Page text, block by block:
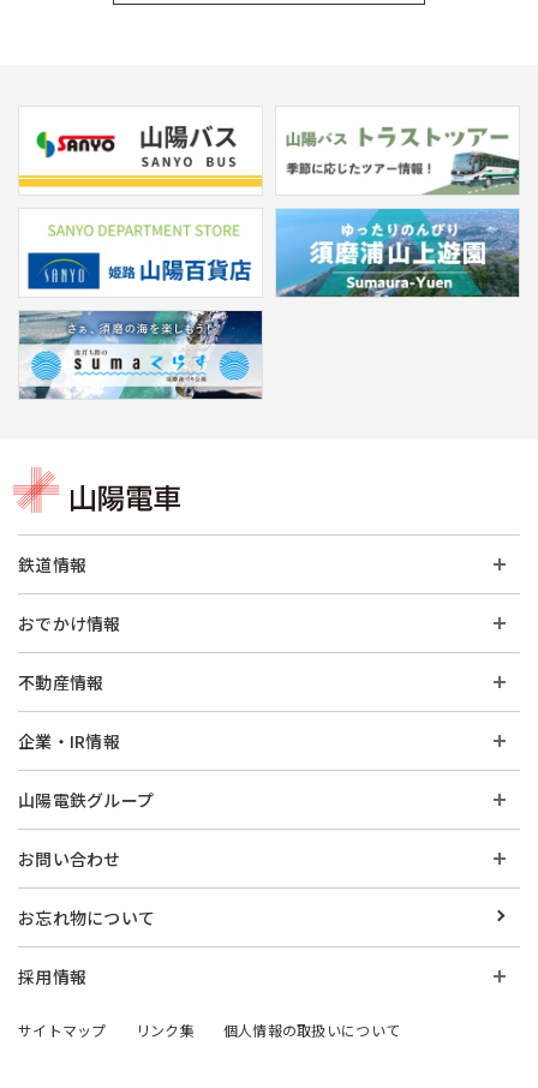
鉄道情報
おでかけ情報
不動産情報
企業・IR情報
山陽電鉄グループ
お問い合わせ
お忘れ物について
採用情報
サイトマップ リンク集 個人情報の取扱いについて